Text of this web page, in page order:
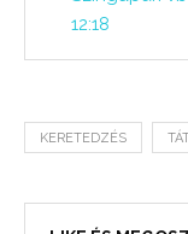
12:18
KERETEDZÉS